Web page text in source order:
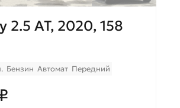
2.5 AT, 2020, 158
Бензин Автомат Передний